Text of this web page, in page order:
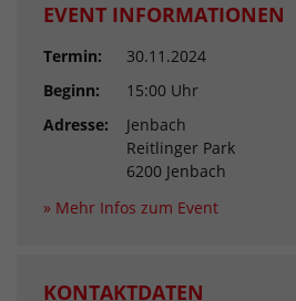
EVENT INFORMATIONEN
Termin:
30.11.2024
Beginn:
15:00 Uhr
Adresse:
Jenbach
Reitlinger Park
6200 Jenbach
» Mehr Infos zum Event
KONTAKTDATEN